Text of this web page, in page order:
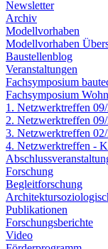
Newsletter
Archiv
Modellvorhaben
Modellvorhaben
Baustellenblog
Veranstaltungen
Fachsymposium
Fachsymposium
1. Netzwerktreffen
2. Netzwerktreffen
3. Netzwerktreffen
4. Netzwerktreffen -
Forschung
Begleitforschung
Publikationen
Forschungsberichte
Video